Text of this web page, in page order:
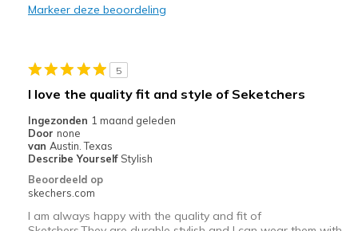
View On Shoes
Shoes are for Wearing
Markeer deze beoordeling
5
I love the quality fit and style of Seketchers
Ingezonden 1 maand geleden
Door none
van Austin. Texas
Describe Yourself Stylish
Beoordeeld op
skechers.com
I am always happy with the quality and fit of